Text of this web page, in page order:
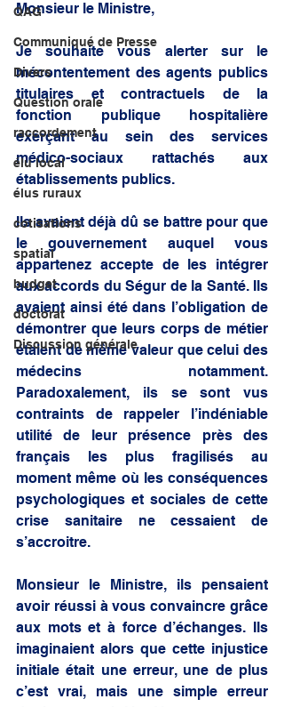
QAG
Communiqué de Presse
Divers
Question orale
raccordement
élu local
élus ruraux
cotisations
spatial
budget
doctorat
Discussion générale
Monsieur le Ministre,
Je souhaite vous alerter sur le
mécontentement des agents publics
titulaires et contractuels de la
fonction publique hospitalière
exerçant au sein des services
médico-sociaux rattachés aux
établissements publics.
Ils avaient déjà dû se battre pour que
le gouvernement auquel vous
appartenez accepte de les intégrer
aux accords du Ségur de la Santé. Ils
avaient ainsi été dans l’obligation de
démontrer que leurs corps de métier
étaient de même valeur que celui des
médecins notamment.
Paradoxalement, ils se sont vus
contraints de rappeler l’indéniable
utilité de leur présence près des
français les plus fragilisés au
moment même où les conséquences
psychologiques et sociales de cette
crise sanitaire ne cessaient de
s’accroitre.
Monsieur le Ministre, ils pensaient
avoir réussi à vous convaincre grâce
aux mots et à force d’échanges. Ils
imaginaient alors que cette injustice
initiale était une erreur, une de plus
c’est vrai, mais une simple erreur